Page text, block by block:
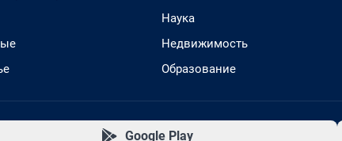
Наука
Недвижимость
Образование
Google Play